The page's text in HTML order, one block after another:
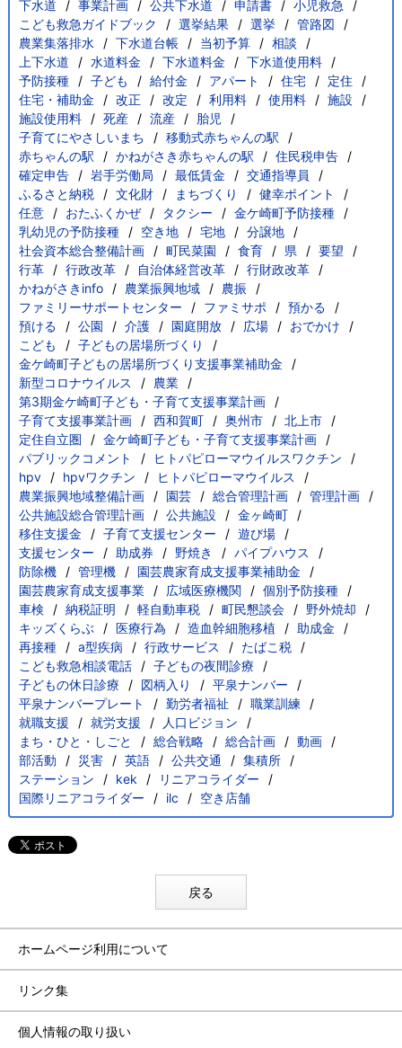
下水道
事業計画 公共下水道 申請書
小児救急
こども救急ガイドブック
選挙結果 選挙
管路図
農業集落排水
下水道台帳 当初予算
相談
上下水道
水道料金 下水道料金
下水道使用料
予防接種
子ども 給付金 アパート 住宅
定住
住宅・補助金
改正 改定 利用料 使用料
施設
施設使用料
死産 流産
胎児
子育てにやさしいまち
移動式赤ちゃんの駅
赤ちゃんの駅
かねがさき赤ちゃんの駅
住民税申告
確定申告
岩手労働局 最低賃金
交通指導員
ふるさと納税
文化財 まちづくり
健幸ポイント
任意
おたふくかぜ タクシー
金ケ崎町予防接種
乳幼児の予防接種
空き地 宅地
分譲地
社会資本総合整備計画
町民菜園 食育 県
要望
行革
行政改革 自治体経営改革
行財政改革
かねがさきinfo
農業振興地域
農振
ファミリーサポートセンター
ファミサポ
預かる
預ける
公園 介護 園庭開放 広場
おでかけ
こども
子どもの居場所づくり
金ケ崎町子どもの居場所づくり支援事業補助金
新型コロナウイルス
農業
第3期金ケ崎町子ども・子育て支援事業計画
子育て支援事業計画
西和賀町 奥州市
北上市
定住自立圏
金ケ崎町子ども・子育て支援事業計画
パブリックコメント
ヒトパピローマウイルスワクチン
hpv
hpvワクチン
ヒトパピローマウイルス
農業振興地域整備計画
園芸 総合管理計画
管理計画
公共施設総合管理計画
公共施設
金ヶ崎町
移住支援金
子育て支援センター
遊び場
支援センター
助成券 野焼き
パイプハウス
防除機
管理機
園芸農家育成支援事業補助金
園芸農家育成支援事業
広域医療機関
個別予防接種
車検
納税証明 軽自動車税 町民懇談会
野外焼却
キッズくらぶ
医療行為 造血幹細胞移植
助成金
再接種
a型疾病 行政サービス
たばこ税
こども救急相談電話
子どもの夜間診療
子どもの休日診療
図柄入り
平泉ナンバー
平泉ナンバープレート
勤労者福祉
職業訓練
就職支援
就労支援
人口ビジョン
まち・ひと・しごと
総合戦略 総合計画
動画
部活動
災害 英語 公共交通
集積所
ステーション
kek
リニアコライダー
国際リニアコライダー
ilc 空き店舗
戻る
ホームページ利用について
リンク集
個人情報の取り扱い